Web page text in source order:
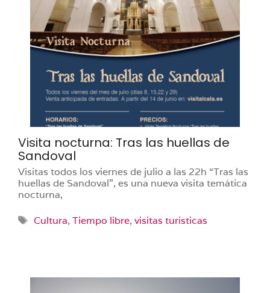
Visita nocturna: Tras las huellas de
Sandoval
Visitas todos los viernes de julio a las 22h “Tras las
huellas de Sandoval”, es una nueva visita temática
nocturna,
Etiquetas
Cultura, Tiempo libre, visitas turisticas